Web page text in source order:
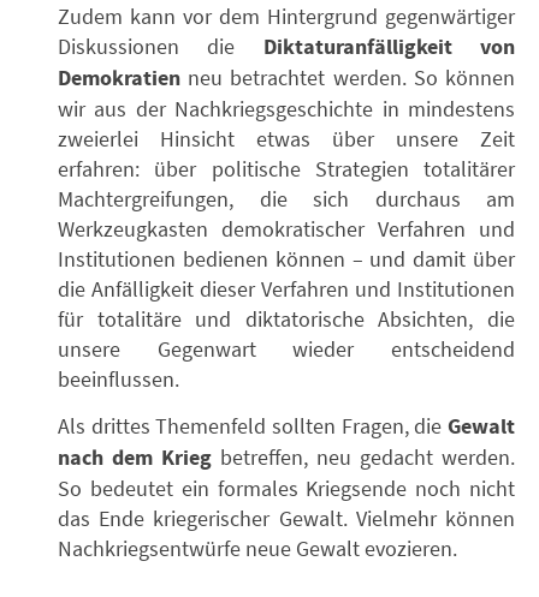
Zudem kann vor dem Hintergrund gegenwärtiger
Diskussionen die Diktaturanfälligkeit von
Demokratien neu betrachtet werden. So können
wir aus der Nachkriegsgeschichte in mindestens
zweierlei Hinsicht etwas über unsere Zeit
erfahren: über politische Strategien totalitärer
Machtergreifungen, die sich durchaus am
Werkzeugkasten demokratischer Verfahren und
Institutionen bedienen können – und damit über
die Anfälligkeit dieser Verfahren und Institutionen
für totalitäre und diktatorische Absichten, die
unsere Gegenwart wieder entscheidend
beeinflussen.
Als drittes Themenfeld sollten Fragen, die Gewalt
nach dem Krieg betreffen, neu gedacht werden.
So bedeutet ein formales Kriegsende noch nicht
das Ende kriegerischer Gewalt. Vielmehr können
Nachkriegsentwürfe neue Gewalt evozieren.